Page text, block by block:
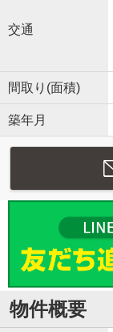
交通
間取り(面積)
築年月
物件概要